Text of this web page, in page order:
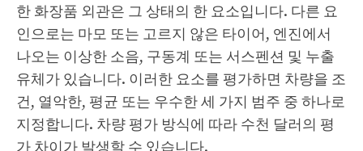
한 화장품 외관은 그 상태의 한 요소입니다. 다른 요
인으로는 마모 또는 고르지 않은 타이어, 엔진에서
나오는 이상한 소음, 구동계 또는 서스펜션 및 누출
유체가 있습니다. 이러한 요소를 평가하면 차량을 조
건, 열악한, 평균 또는 우수한 세 가지 범주 중 하나로
지정합니다. 차량 평가 방식에 따라 수천 달러의 평
가 차이가 발생할 수 있습니다.